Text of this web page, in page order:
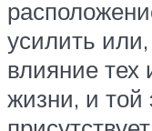
усилить
влияние тех
жизни, и той